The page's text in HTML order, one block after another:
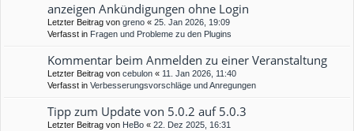
anzeigen Ankündigungen ohne Login
Letzter Beitrag von greno « 25. Jan 2026, 19:09
Verfasst in Fragen und Probleme zu den Plugins
Kommentar beim Anmelden zu einer Veranstaltung
Letzter Beitrag von cebulon « 11. Jan 2026, 11:40
Verfasst in Verbesserungsvorschläge und Anregungen
Tipp zum Update von 5.0.2 auf 5.0.3
Letzter Beitrag von HeBo « 22. Dez 2025, 16:31